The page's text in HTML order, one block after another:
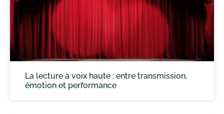
La lecture à voix haute : entre transmission,
émotion et performance